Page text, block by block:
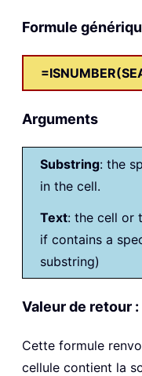
Formule
Arguments
Substring: the
in the cell.
Text: the cell or
if contains a
substring)
Valeur de retour :
Cette formule
cellule contient la